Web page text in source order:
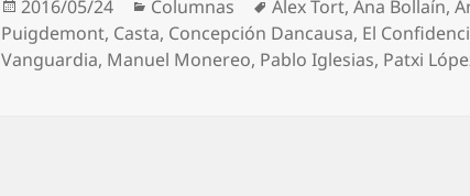
Publicado
el
2016/05/24 Categorías
Columnas Etiquetas
Àlex Tort,Ana Bollaín,
Puigdemont, Casta, Concepción Dancausa, El
Vanguardia, Manuel Monereo, Pablo Iglesias, Patxi